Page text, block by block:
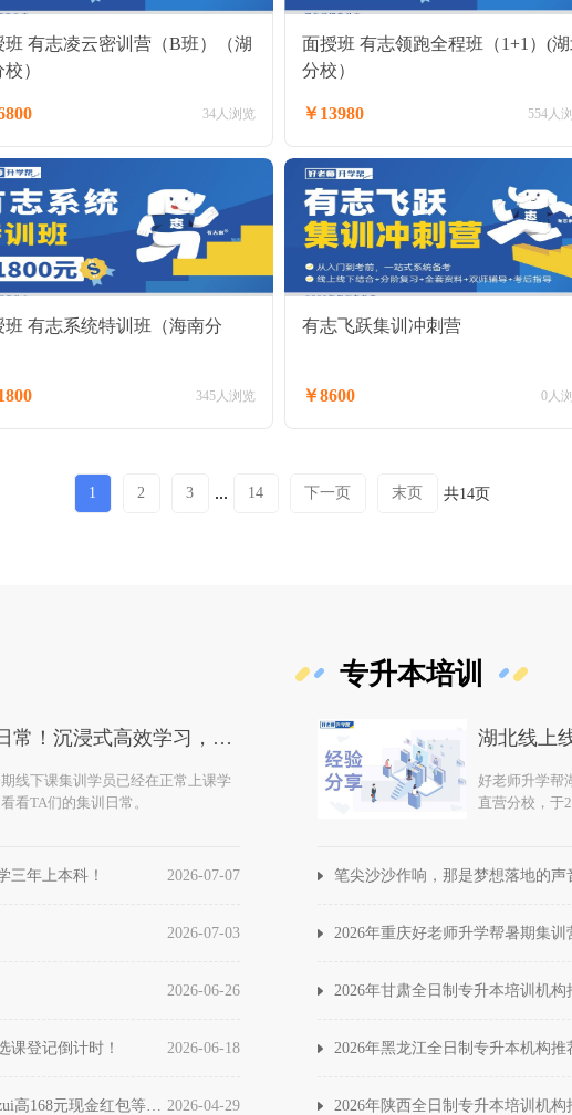
班 有志凌云密训营（B班）（湖
）
34人浏览
面授班 有志领跑全程班（1+1）(
分校）
￥13980 554人
班 有志系统特训班（海南分
345人浏览
有志飞跃集训冲刺营
￥8600 0人
1 2 3 ... 14 下一页 末页 共14页
实拍湖北专升本集训日常！沉浸式高效学习，暑期逆袭就现在
线下课集训学员已经在正常上课学
看TA们的集训日常。
三年上本科！ 2026-07-07
2026-07-03
2026-06-26
课登记倒计时！ 2026-06-18
真香预警！好老师学员请晒出你的专升本成绩，zui高168元现金红包等你拿！ 2026-04-29
专升本培训
好老师升学帮
直营分校，于
笔尖沙沙作响，那是梦想落地的
2026年重庆好老师升学帮暑期集训
2026年甘肃全日制专升本培训机构
2026年黑龙江全日制专升本机构推
2026年陕西全日制专升本培训机